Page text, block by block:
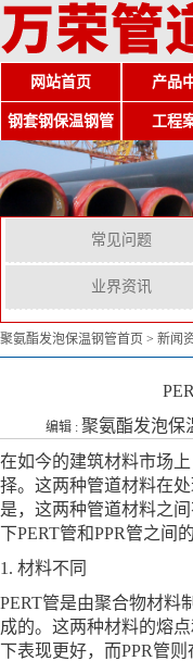
网站首页 产品
钢套钢保温钢管 工程
常见问题
业界资讯
聚氨酯发泡保温钢管首页 > 新闻
编辑 : 聚氨酯发泡保
在如今的建筑材料市场
择。这两种管道材料在
是，这两种管道材料之
下PERT管和PPR管之间
1. 材料不同
PERT管是由聚合物材料
成的。这两种材料的熔
下表现更好，而PPR管则